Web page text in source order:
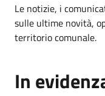
Le notizie, i
sulle ultime novità,
territorio comunale.
In